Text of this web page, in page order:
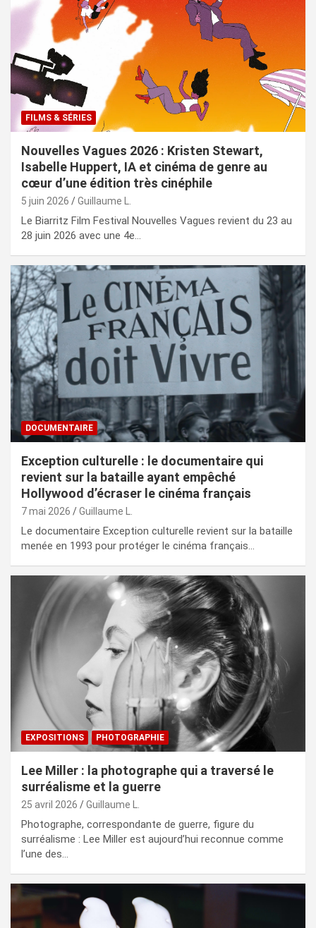
FILMS & SÉRIES
Nouvelles Vagues 2026 : Kristen Stewart,
Isabelle Huppert, IA et cinéma de genre au
cœur d’une édition très cinéphile
5 juin 2026 Guillaume L.
Le Biarritz Film Festival Nouvelles Vagues revient du 23 au
28 juin 2026 avec une 4e…
DOCUMENTAIRE
Exception culturelle : le documentaire qui
revient sur la bataille ayant empêché
Hollywood d’écraser le cinéma français
7 mai 2026 Guillaume L.
Le documentaire Exception culturelle revient sur la bataille
menée en 1993 pour protéger le cinéma français…
EXPOSITIONS PHOTOGRAPHIE
Lee Miller : la photographe qui a traversé le
surréalisme et la guerre
25 avril 2026 Guillaume L.
Photographe, correspondante de guerre, figure du
surréalisme : Lee Miller est aujourd’hui reconnue comme
l’une des…